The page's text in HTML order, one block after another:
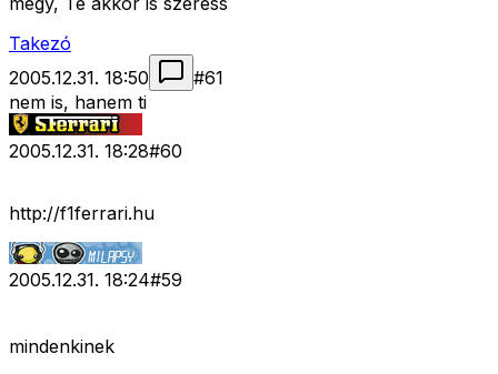
Takezó
2005.12.31. 18:50
#61
nem is, hanem ti
2005.12.31. 18:28#60
http://f1ferrari.hu
2005.12.31. 18:24#59
mindenkinek